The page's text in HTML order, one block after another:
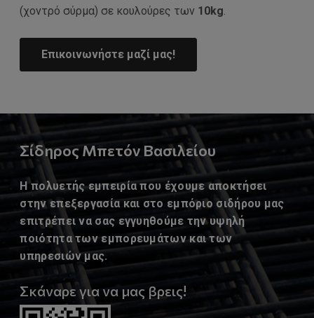
(χοντρό σύρμα) σε κουλούρες των 10kg
Επικοινωνήστε μαζί μας!
Σίδηρος Μπετόν Βασιλείου
Η πολυετής εμπειρία που έχουμε αποκτήσει
στην επεξεργασία και στο εμπόριο σιδήρου μας
επιτρέπει να σας εγγυηθούμε την υψηλή
ποιότητα των εμπορευμάτων και των
υπηρεσιών μας.
Σκάναρε για να μας βρεις!